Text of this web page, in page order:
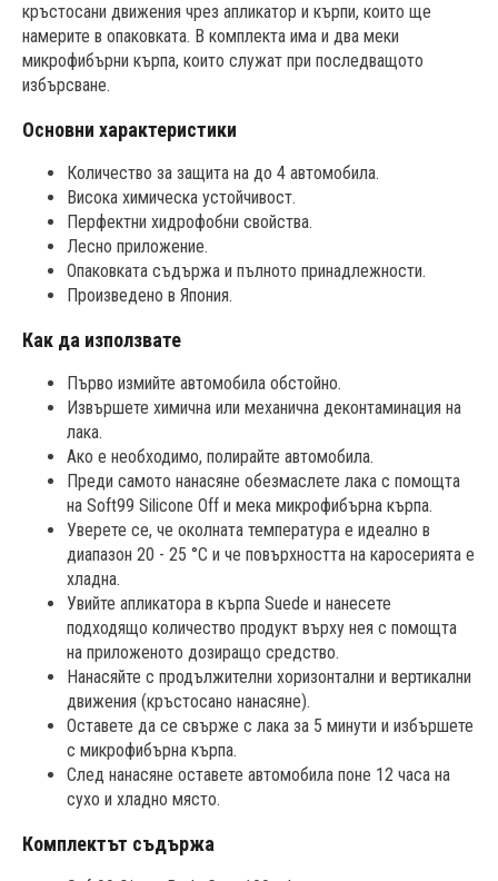
кръстосани движения чрез апликатор и кърпи, които ще
намерите в опаковката. В комплекта има и два меки
микрофибърни кърпа, които служат при последващото
избърсване.
Основни характеристики
Количество за защита на до 4 автомобила.
Висока химическа устойчивост.
Перфектни хидрофобни свойства.
Лесно приложение.
Опаковката съдържа и пълното принадлежности.
Произведено в Япония.
Как да използвате
Първо измийте автомобила обстойно.
Извършете химична или механична деконтаминация на
лака.
Ако е необходимо, полирайте автомобила.
Преди самото нанасяне обезмаслете лака с помощта
на Soft99 Silicone Off и мека микрофибърна кърпа.
Уверете се, че околната температура е идеално в
диапазон 20 - 25 °C и че повърхността на каросерията е
хладна.
Увийте апликатора в кърпа Suede и нанесете
подходящо количество продукт върху нея с помощта
на приложеното дозиращо средство.
Нанасяйте с продължителни хоризонтални и вертикални
движения (кръстосано нанасяне).
Оставете да се свърже с лака за 5 минути и избършете
с микрофибърна кърпа.
След нанасяне оставете автомобила поне 12 часа на
сухо и хладно място.
Комплектът съдържа